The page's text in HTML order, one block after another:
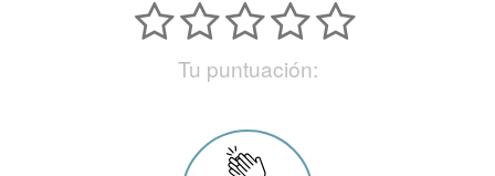
Tu puntuación: